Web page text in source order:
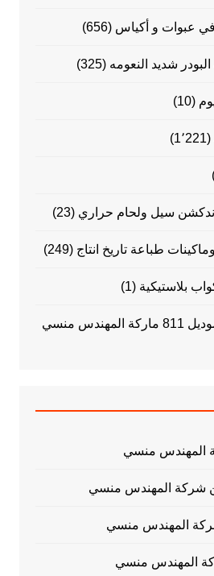
في عبوات و أكياس (656)
شديد النعومه (325)
(10)
(1٬221)
سيل ولحام حراري (23)
طباعة تاريخ انتاج (249)
بلاستيكية (1)
منسي
منسي
شركة المهندس منسي
المهندس منسي
المهندس منسي